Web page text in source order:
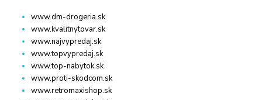
www.dm-drogeria.sk
www.kvalitnytovar.sk
www.najvypredaj.sk
www.topvypredaj.sk
www.top-nabytok.sk
www.proti-skodcom.sk
www.retromaxishop.sk